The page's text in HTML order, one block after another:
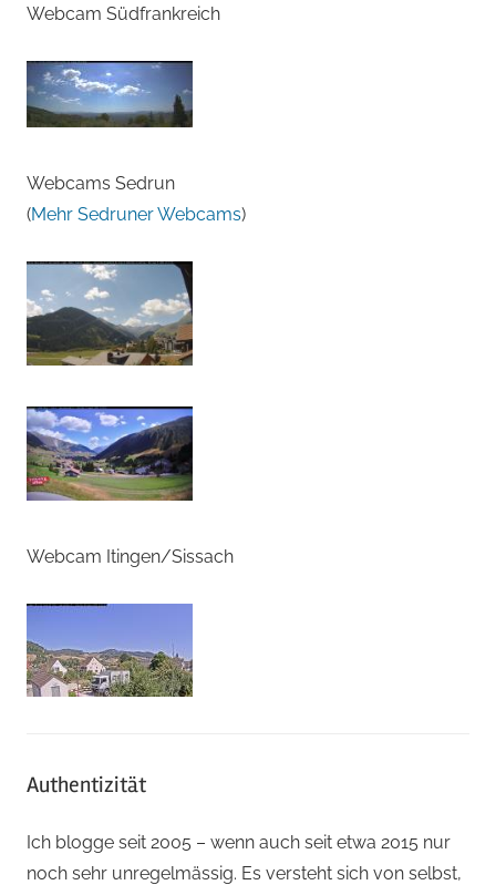
Webcam Südfrankreich
Webcams Sedrun
(Mehr Sedruner Webcams)
Webcam Itingen/Sissach
Authentizität
Ich blogge seit 2005 – wenn auch seit etwa 2015 nur
noch sehr unregelmässig. Es versteht sich von selbst,